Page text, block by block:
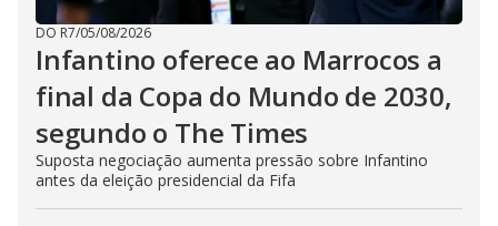
DO R7/05/08/2026
Infantino oferece ao Marrocos a
final da Copa do Mundo de 2030,
segundo o The Times
Suposta negociação aumenta pressão sobre Infantino
antes da eleição presidencial da Fifa